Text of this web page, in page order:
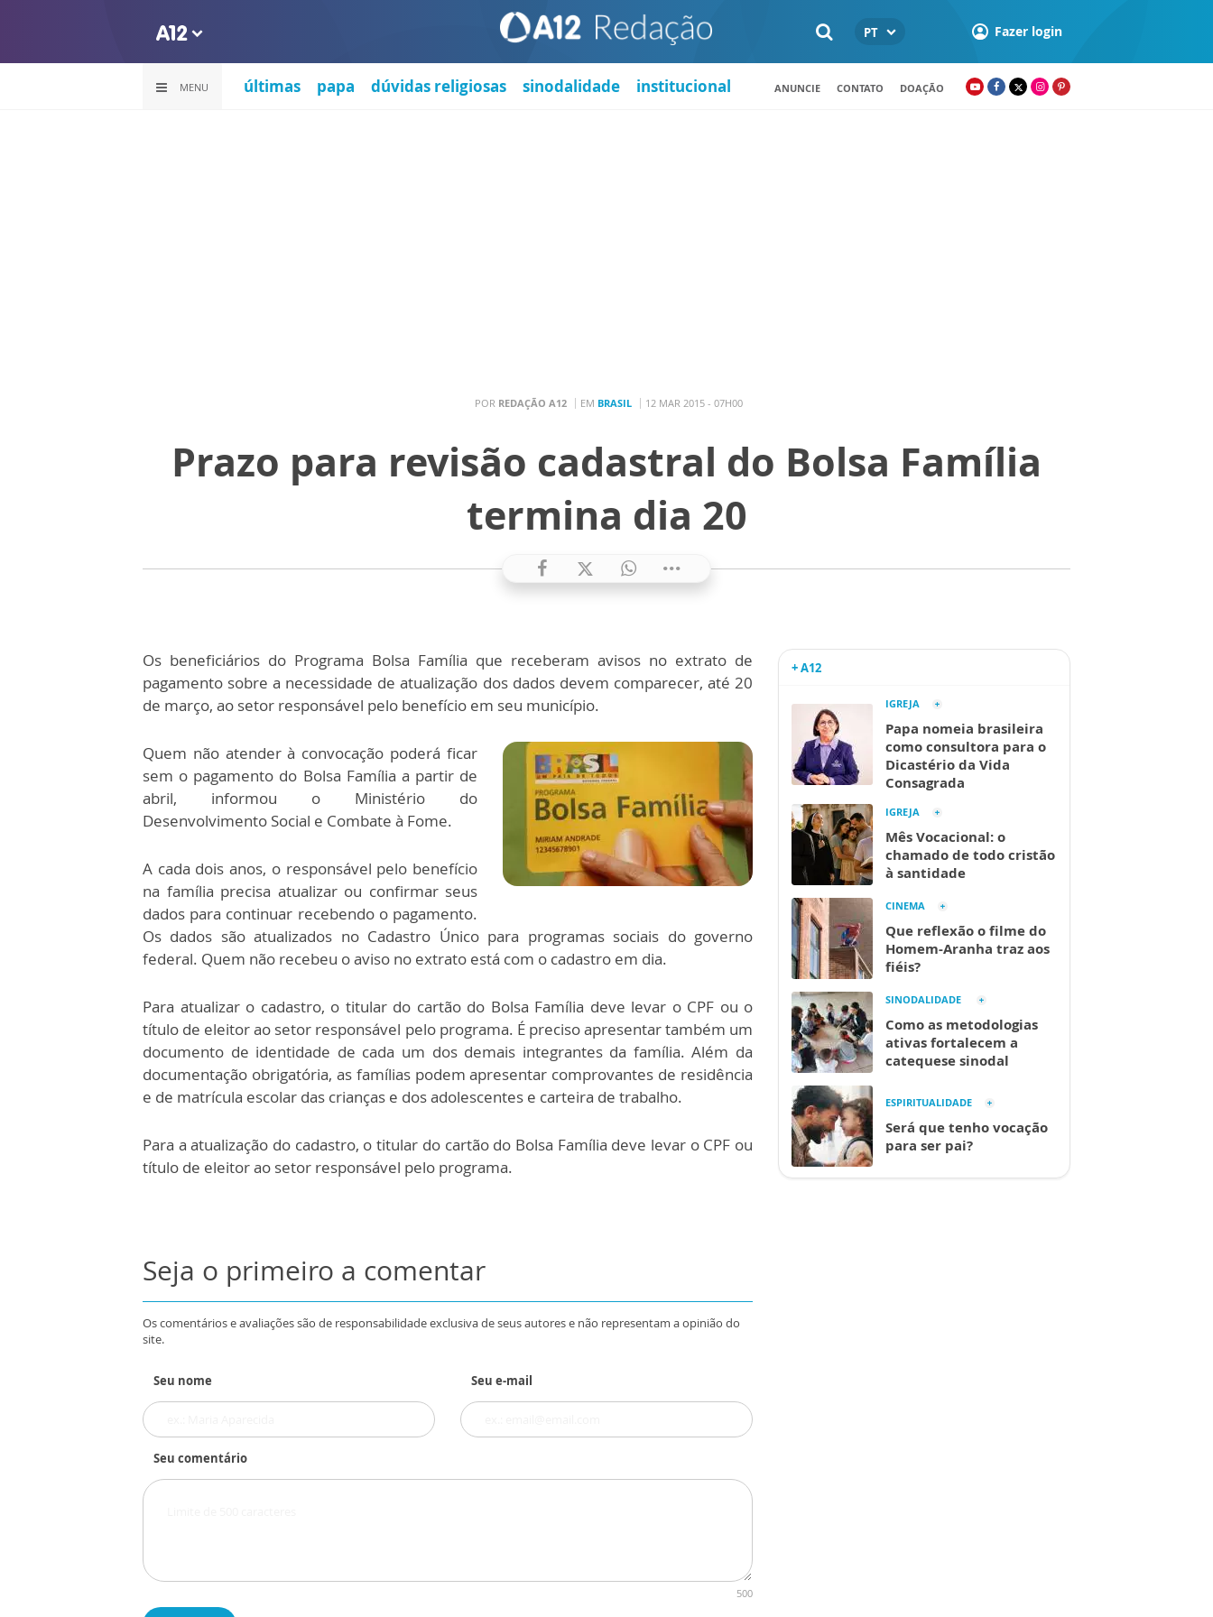
PT Fazer login
MENU últimas papa dúvidas religiosas sinodalidade institucional ANUNCIE CONTATO DOAÇÃO
POR REDAÇÃO A12 EM BRASIL 12 MAR 2015 - 07H00
Prazo para revisão cadastral do Bolsa Família
termina dia 20
Os beneficiários do Programa Bolsa Família que receberam avisos no extrato de
pagamento sobre a necessidade de atualização dos dados devem comparecer, até 20
de março, ao setor responsável pelo benefício em seu município.
Quem não atender à convocação poderá ficar
sem o pagamento do Bolsa Família a partir de
abril, informou o Ministério do
Desenvolvimento Social e Combate à Fome.
A cada dois anos, o responsável pelo benefício
na família precisa atualizar ou confirmar seus
dados para continuar recebendo o pagamento.
Os dados são atualizados no Cadastro Único para programas sociais do governo
federal. Quem não recebeu o aviso no extrato está com o cadastro em dia.
Para atualizar o cadastro, o titular do cartão do Bolsa Família deve levar o CPF ou o
título de eleitor ao setor responsável pelo programa. É preciso apresentar também um
documento de identidade de cada um dos demais integrantes da família. Além da
documentação obrigatória, as famílias podem apresentar comprovantes de residência
e de matrícula escolar das crianças e dos adolescentes e carteira de trabalho.
Para a atualização do cadastro, o titular do cartão do Bolsa Família deve levar o CPF ou
título de eleitor ao setor responsável pelo programa.
Seja o primeiro a comentar
Os comentários e avaliações são de responsabilidade exclusiva de seus autores e não representam a opinião do
site.
Seu nome Seu e-mail
Seu comentário
500
+ A12
IGREJA
Papa nomeia brasileira
como consultora para o
Dicastério da Vida
Consagrada
IGREJA
Mês Vocacional: o
chamado de todo cristão
à santidade
CINEMA
Que reflexão o filme do
Homem-Aranha traz aos
fiéis?
SINODALIDADE
Como as metodologias
ativas fortalecem a
catequese sinodal
ESPIRITUALIDADE
Será que tenho vocação
para ser pai?